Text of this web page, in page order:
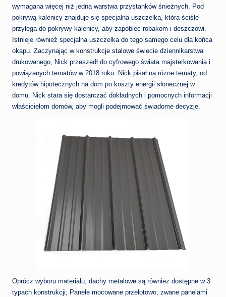
wymagana więcej niż jedna warstwa przystanków śnieżnych. Pod
pokrywą kalenicy znajduje się specjalna uszczelka, która ściśle
przylega do pokrywy kalenicy, aby zapobiec robakom i deszczowi.
Istnieje również specjalna uszczelka do tego samego celu dla końca
okapu. Zaczynając w konstrukcje stalowe świecie dziennikarstwa
drukowanego, Nick przeszedł do cyfrowego świata majsterkowania i
powiązanych tematów w 2018 roku. Nick pisał na różne tematy, od
kredytów hipotecznych na dom po koszty energii słonecznej w
domu. Nick stara się dostarczać dokładnych i pomocnych informacji
właścicielom domów, aby mogli podejmować świadome decyzje.
Oprócz wyboru materiału, dachy metalowe są również dostępne w 3
typach konstrukcji; Panele mocowane przelotowo, zwane panelami